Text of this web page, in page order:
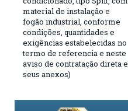
material de instalação e
fogão industrial, conforme
condições, quantidades e
exigências estabelecidas no
termo de referencia e neste
aviso de contratação direta e
seus anexos)